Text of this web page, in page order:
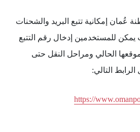
عُمان إمكانية تتبع البريد والشحنات
يمكن للمستخدمين إدخال رقم التتبع
الحالي ومراحل النقل حتى
التالي:
https://